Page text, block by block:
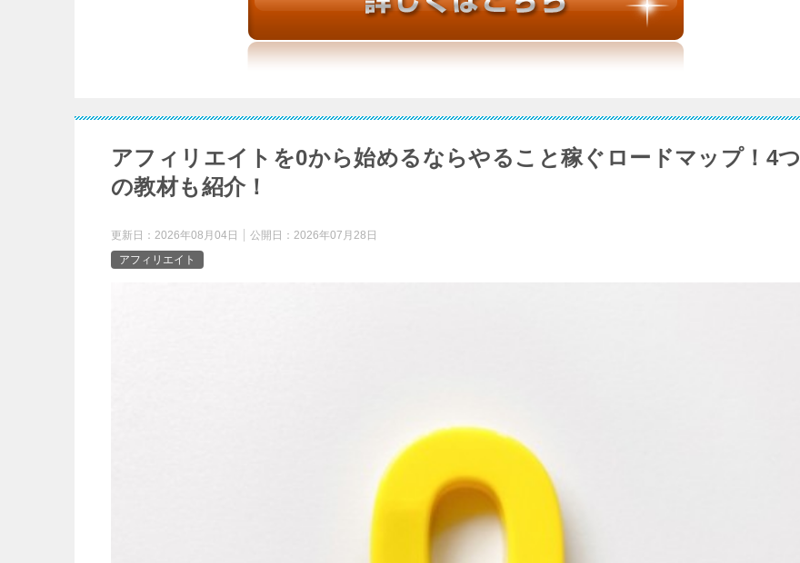
アフィリエイトを0から始めるならやること稼ぐロードマップ！4つ
の教材も紹介！
更新日： 2026年08月04日 公開日： 2026年07月28日
アフィリエイト